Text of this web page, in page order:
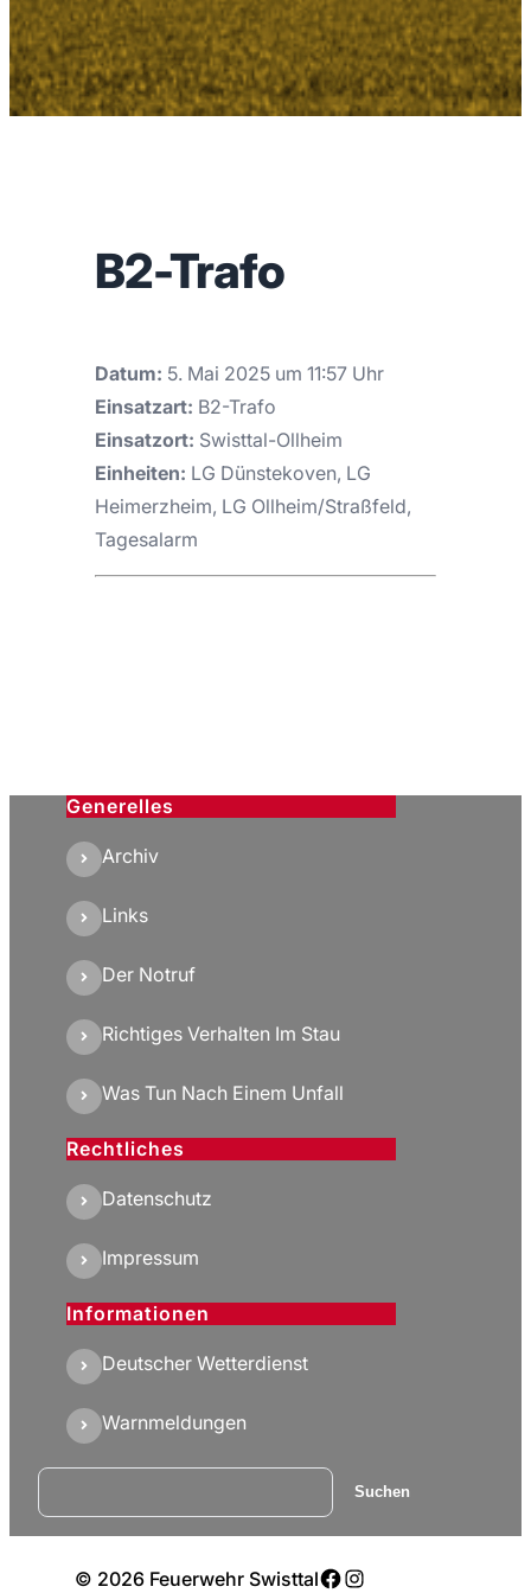
B2-Trafo
Datum: 5. Mai 2025 um 11:57 Uhr
Einsatzart: B2-Trafo
Einsatzort: Swisttal-Ollheim
Einheiten: LG Dünstekoven, LG
Heimerzheim, LG Ollheim/Straßfeld,
Tagesalarm
Generelles
Archiv
Links
Der Notruf
Richtiges Verhalten Im Stau
Was Tun Nach Einem Unfall
Rechtliches
Datenschutz
Impressum
Informationen
Deutscher Wetterdienst
Warnmeldungen
Suchen Suchen
© 2026 Feuerwehr SwisttalFacebook
Instagram